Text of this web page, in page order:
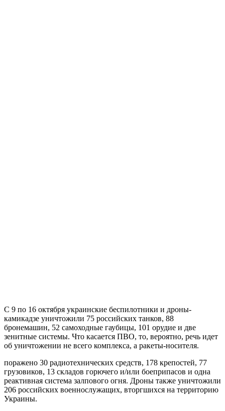
С 9 по 16 октября украинские беспилотники и дроны-
камикадзе уничтожили 75 российских танков, 88
бронемашин, 52 самоходные гаубицы, 101 орудие и две
зенитные системы. Что касается ПВО, то, вероятно, речь идет
об уничтожении не всего комплекса, а ракеты-носителя.
поражено 30 радиотехнических средств, 178 крепостей, 77
грузовиков, 13 складов горючего и/или боеприпасов и одна
реактивная система залпового огня. Дроны также уничтожили
206 российских военнослужащих, вторгшихся на территорию
Украины.